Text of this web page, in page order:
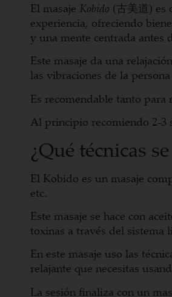
El masaje Kobido (古美道) es
experiencia, ofreciendo
y una mente centrada antes
Este masaje da una
las vibraciones de la
Es recomendable tanto
Al principio recomiendo 2-3
¿Qué técnicas
El Kobido es un masaje
etc.
Este masaje se hace con
toxinas a través del sistema
En este masaje uso las
relajante que necesitas
La sesión finaliza con un